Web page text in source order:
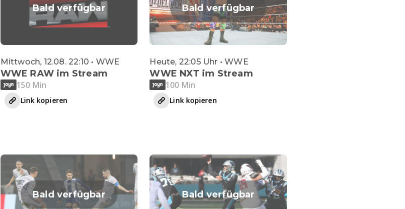
Bald verfügbar
Mittwoch, 12.08. 22:10 • WWE
WWE RAW im Stream
150 Min
Link kopieren
Bald verfügbar
Heute, 22:05 Uhr • WWE
WWE NXT im Stream
100 Min
Link kopieren
Bald verfügbar Bald verfügbar